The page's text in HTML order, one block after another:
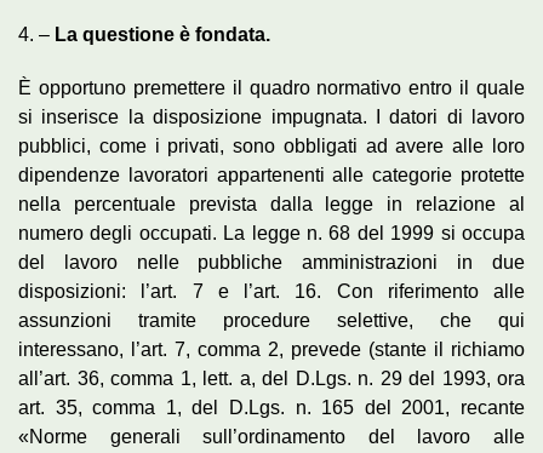
4. – La questione è fondata.
È opportuno premettere il quadro normativo entro il quale
si inserisce la disposizione impugnata. I datori di lavoro
pubblici, come i privati, sono obbligati ad avere alle loro
dipendenze lavoratori appartenenti alle categorie protette
nella percentuale prevista dalla legge in relazione al
numero degli occupati. La legge n. 68 del 1999 si occupa
del lavoro nelle pubbliche amministrazioni in due
disposizioni: l’art. 7 e l’art. 16. Con riferimento alle
assunzioni tramite procedure selettive, che qui
interessano, l’art. 7, comma 2, prevede (stante il richiamo
all’art. 36, comma 1, lett. a, del D.Lgs. n. 29 del 1993, ora
art. 35, comma 1, del D.Lgs. n. 165 del 2001, recante
«Norme generali sull’ordinamento del lavoro alle